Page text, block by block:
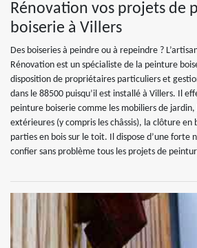
Rénovation vos projets de
boiserie à Villers
Des boiseries à peindre ou à repeindre ?
Rénovation est un spécialiste de la peinture
disposition de propriétaires particuliers et
dans le 88500 puisqu’il est installé à Villers. Il
peinture boiserie comme les mobiliers de
extérieures (y compris les châssis), la clôture en
parties en bois sur le toit. Il dispose d’une forte
confier sans problème tous les projets de